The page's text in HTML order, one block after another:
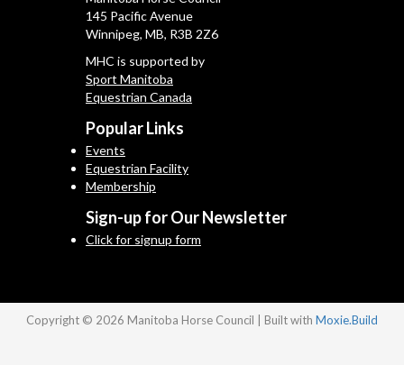
145 Pacific Avenue
Winnipeg, MB, R3B 2Z6
MHC is supported by
Sport Manitoba
Equestrian Canada
Popular Links
Events
Equestrian Facility
Membership
Sign-up for Our Newsletter
Click for signup form
Copyright © 2026 Manitoba Horse Council | Built with Moxie.Build